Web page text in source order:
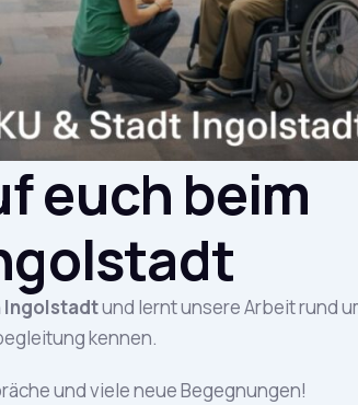
euch beim
Ingolstadtund lernt unsere Arbeit rund
kennen.
und viele neue Begegnungen!